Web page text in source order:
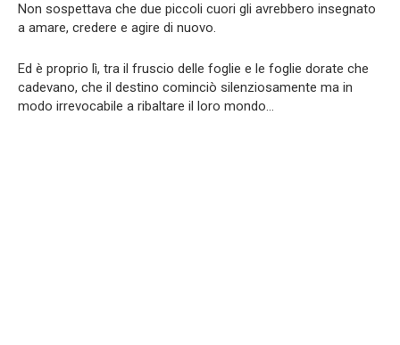
Non sospettava che due piccoli cuori gli avrebbero insegnato
a amare, credere e agire di nuovo.
Ed è proprio lì, tra il fruscio delle foglie e le foglie dorate che
cadevano, che il destino cominciò silenziosamente ma in
modo irrevocabile a ribaltare il loro mondo…